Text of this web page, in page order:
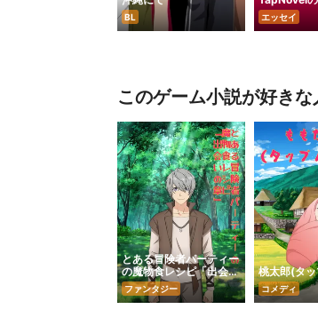
BL エッセイ
このゲーム小説が好き
とある冒険者パーティー
の魔物食レシピ「出会い
の章」
ファンタジー
桃太郎(タ
コメディ